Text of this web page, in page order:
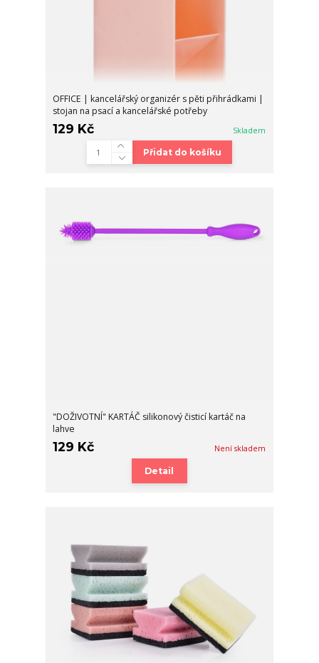
OFFICE | kancelářský organizér s pěti přihrádkami |
stojan na psací a kancelářské potřeby
129 Kč Skladem
Přidat do košíku
"DOŽIVOTNÍ" KARTÁČ silikonový čisticí kartáč na
lahve
129 Kč Není skladem
Detail